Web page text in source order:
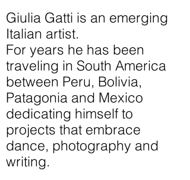
Giulia Gatti is an emerging
Italian artist.
For years he has been
traveling in South America
between Peru, Bolivia,
Patagonia and Mexico
dedicating himself to
projects that embrace
dance, photography and
writing.